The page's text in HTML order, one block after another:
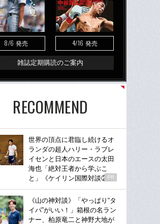
8/6 発売 4/16 発売
雑誌定期購読のご案内
RECOMMEND
世界の頂点に君臨し続けるオ
ランダの超人ハリー・ラブレ
イセンと日本のエースの太田
海也「絶対王者から学ぶこ
と」《ケイリン国際対談②》
PR
《山の神対談》「やっぱり“タ
イパ”がいい！」箱根の名ラン
ナー、柏原竜二と神野大地が